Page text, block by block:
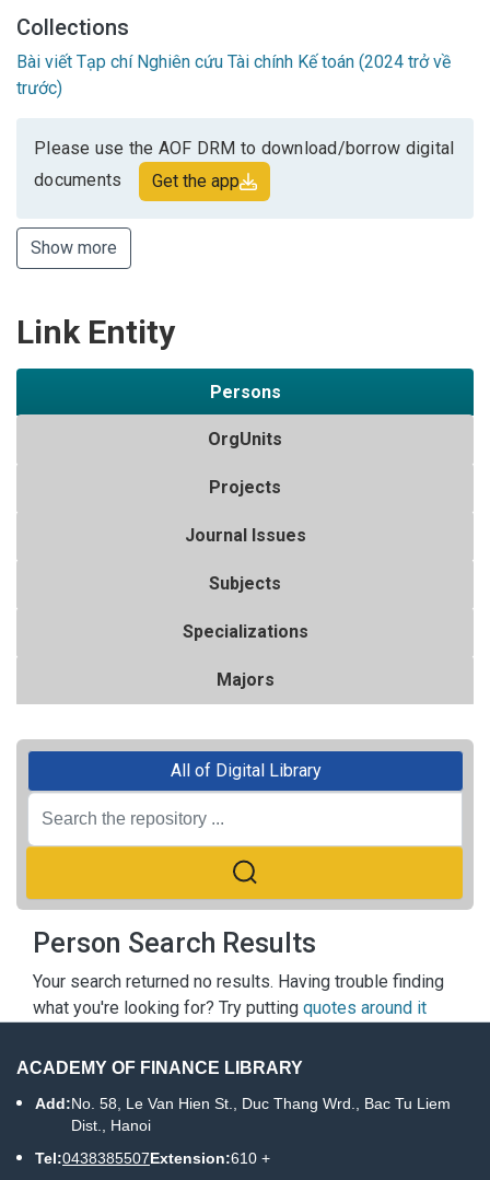
Collections
Bài viết Tạp chí Nghiên cứu Tài chính Kế toán (2024 trở về
trước)
Please use the AOF DRM to download/borrow digital
documents
Get the app
Show more
Link Entity
Persons
OrgUnits
Projects
Journal Issues
Subjects
Specializations
Majors
All of Digital Library
Person Search Results
Your search returned no results. Having trouble finding
what you're looking for? Try putting quotes around it
ACADEMY OF FINANCE LIBRARY
Add:No. 58, Le Van Hien St., Duc Thang Wrd., Bac Tu Liem
Dist., Hanoi
Tel:0438385507Extension:610 +